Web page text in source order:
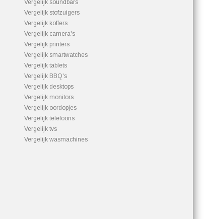
Vergelijk soundbars
Vergelijk stofzuigers
Vergelijk koffers
Vergelijk camera's
Vergelijk printers
Vergelijk smartwatches
Vergelijk tablets
Vergelijk BBQ's
Vergelijk desktops
Vergelijk monitors
Vergelijk oordopjes
Vergelijk telefoons
Vergelijk tvs
Vergelijk wasmachines